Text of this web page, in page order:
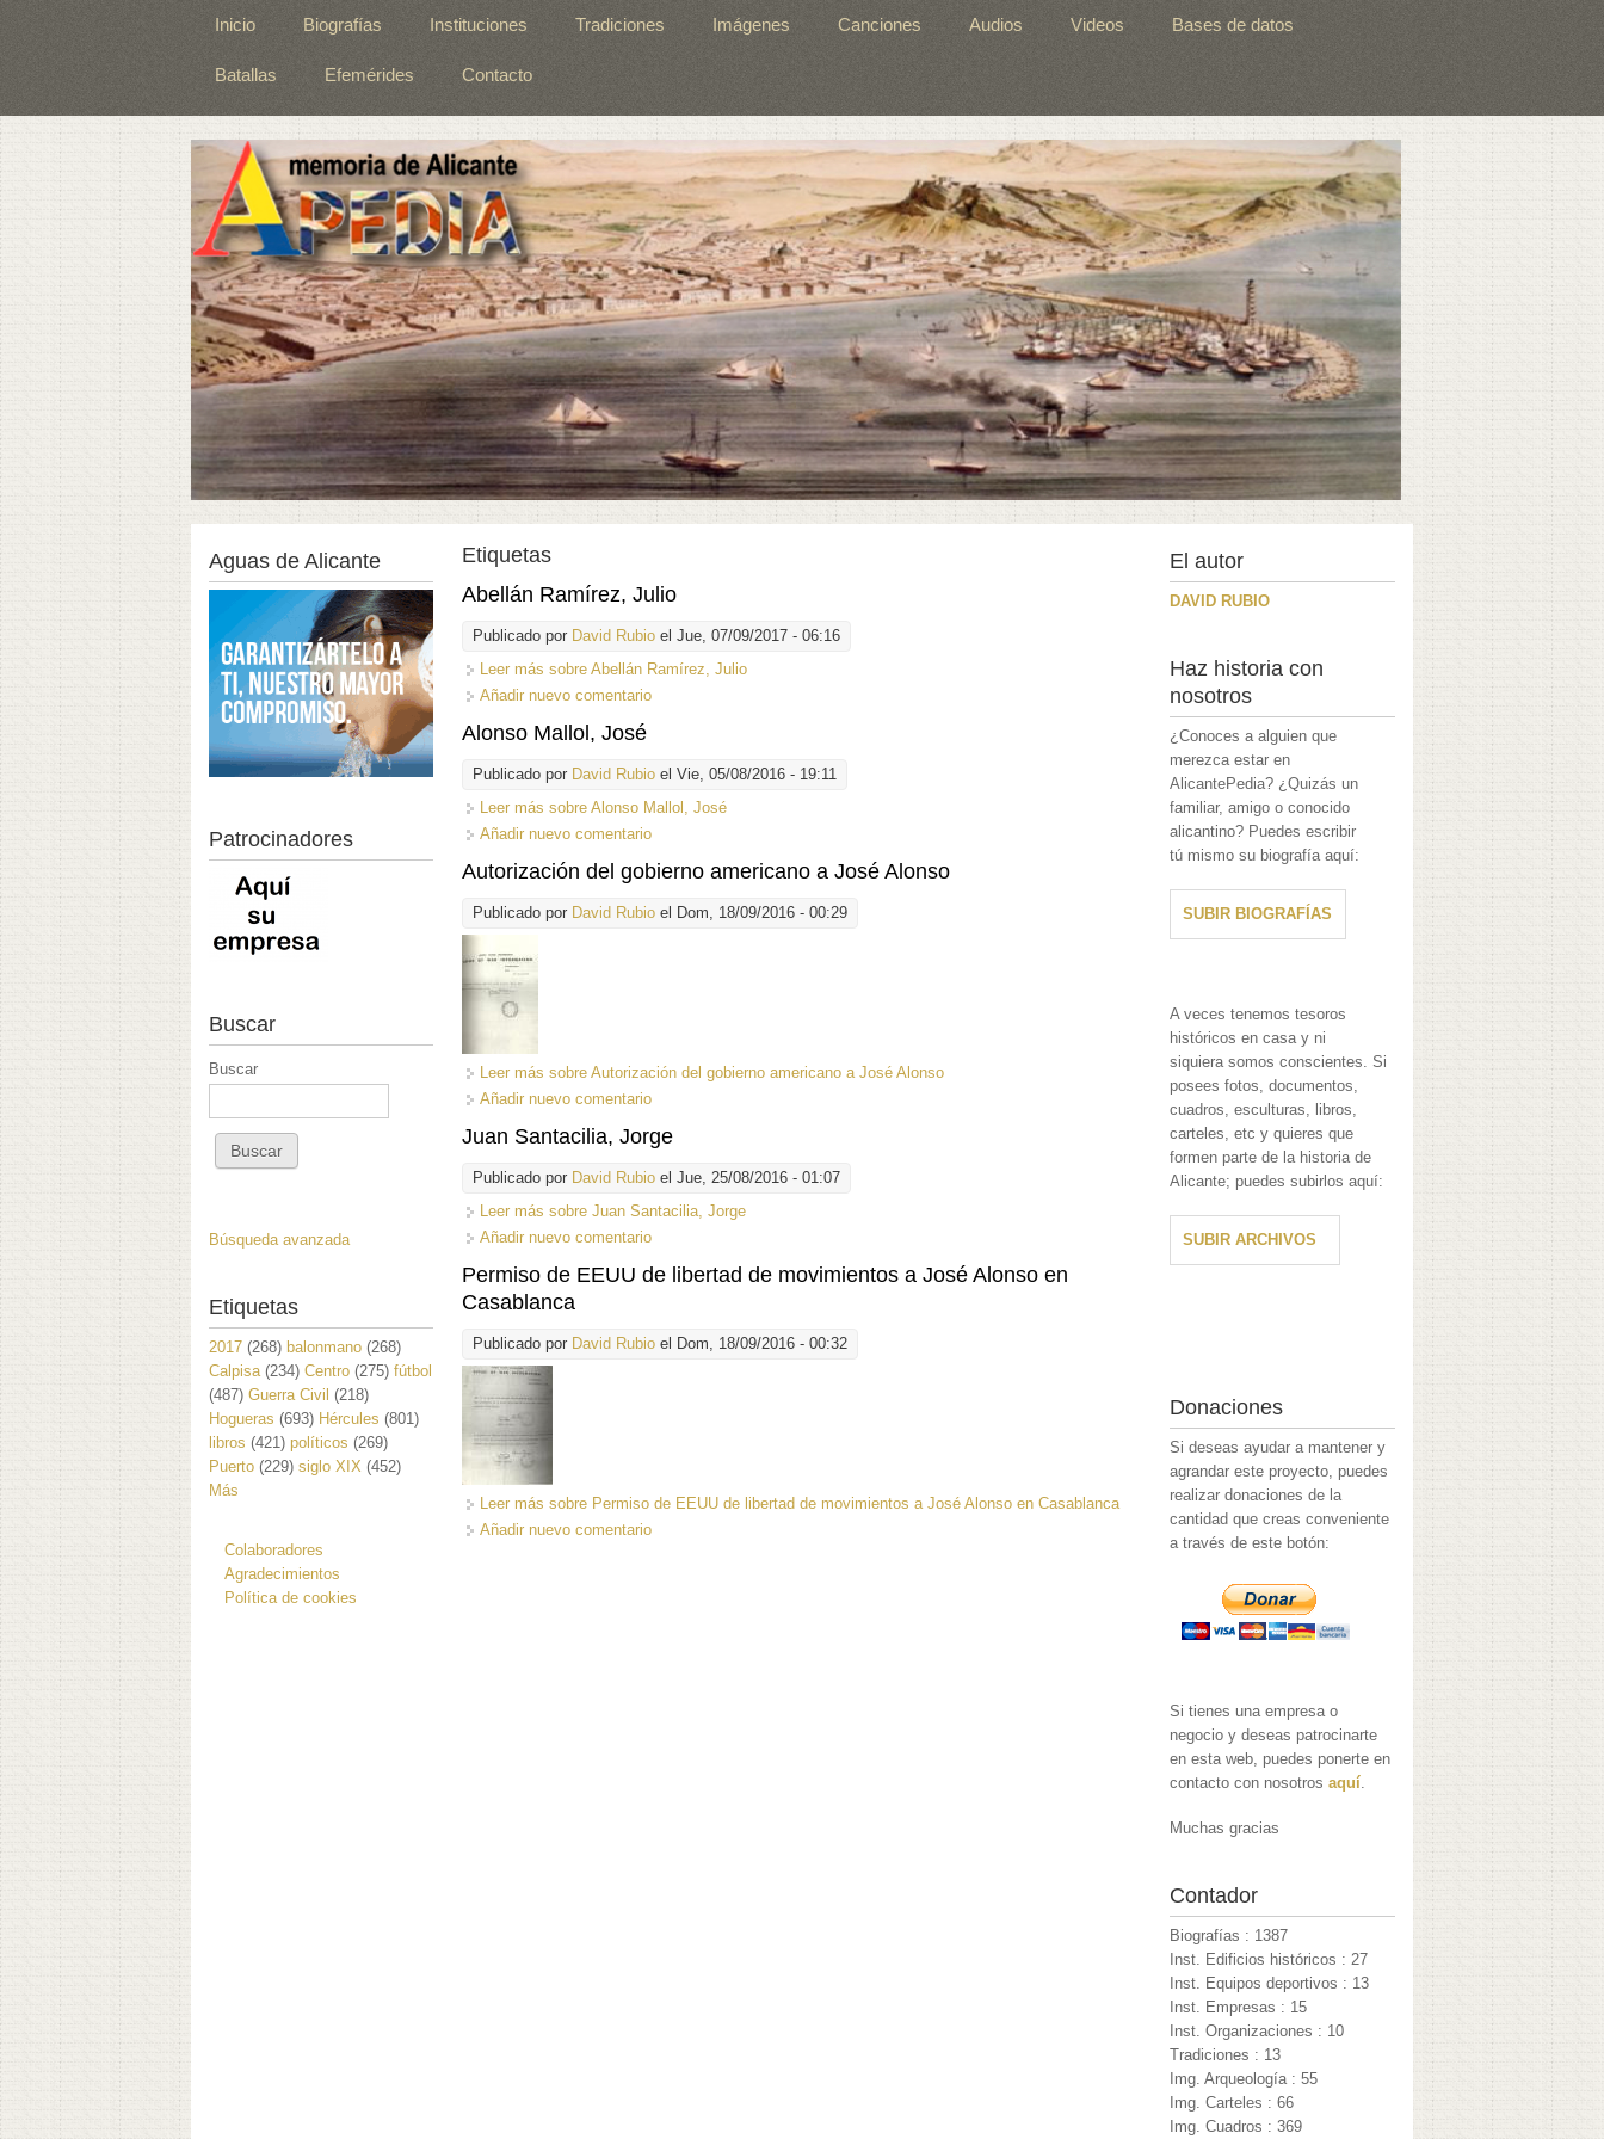
Inicio Biografías Instituciones Tradiciones Imágenes Canciones Audios Videos Bases de datos
Batallas Efemérides Contacto
Etiquetas
Abellán Ramírez, Julio
Publicado por David Rubio el Jue, 07/09/2017 - 06:16
Leer más sobre Abellán Ramírez, Julio
Añadir nuevo comentario
Alonso Mallol, José
Publicado por David Rubio el Vie, 05/08/2016 - 19:11
Leer más sobre Alonso Mallol, José
Añadir nuevo comentario
Autorización del gobierno americano a José Alonso
Publicado por David Rubio el Dom, 18/09/2016 - 00:29
Leer más sobre Autorización del gobierno americano a José Alonso
Añadir nuevo comentario
Juan Santacilia, Jorge
Publicado por David Rubio el Jue, 25/08/2016 - 01:07
Leer más sobre Juan Santacilia, Jorge
Añadir nuevo comentario
Permiso de EEUU de libertad de movimientos a José Alonso en
Casablanca
Publicado por David Rubio el Dom, 18/09/2016 - 00:32
Leer más sobre Permiso de EEUU de libertad de movimientos a José Alonso en Casablanca
Añadir nuevo comentario
Aguas de Alicante
Patrocinadores
Buscar
Buscar
Búsqueda avanzada
Etiquetas
2017 (268) balonmano (268)
Calpisa (234) Centro (275) fútbol
(487) Guerra Civil (218)
Hogueras (693) Hércules (801)
libros (421) políticos (269)
Puerto (229) siglo XIX (452)
Más
Colaboradores
Agradecimientos
Política de cookies
El autor
DAVID RUBIO
Haz historia con
nosotros
¿Conoces a alguien que
merezca estar en
AlicantePedia? ¿Quizás un
familiar, amigo o conocido
alicantino? Puedes escribir
tú mismo su biografía aquí:
SUBIR BIOGRAFÍAS
A veces tenemos tesoros
históricos en casa y ni
siquiera somos conscientes. Si
posees fotos, documentos,
cuadros, esculturas, libros,
carteles, etc y quieres que
formen parte de la historia de
Alicante; puedes subirlos aquí:
SUBIR ARCHIVOS
Donaciones
Si deseas ayudar a mantener y
agrandar este proyecto, puedes
realizar donaciones de la
cantidad que creas conveniente
a través de este botón:
Si tienes una empresa o
negocio y deseas patrocinarte
en esta web, puedes ponerte en
contacto con nosotrosaquí.
Muchas gracias
Contador
Biografías : 1387
Inst. Edificios históricos : 27
Inst. Equipos deportivos : 13
Inst. Empresas : 15
Inst. Organizaciones : 10
Tradiciones : 13
Img. Arqueología : 55
Img. Carteles : 66
Img. Cuadros : 369